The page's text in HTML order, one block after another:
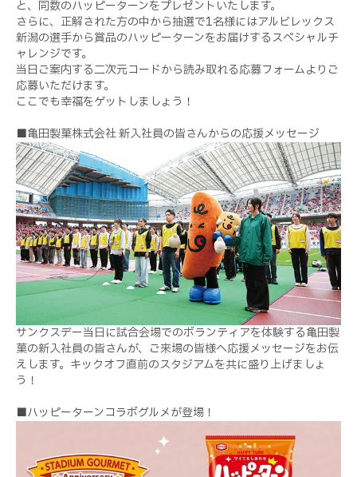
と、同数のハッピーターンをプレゼントいたします。
さらに、正解された方の中から抽選で1名様にはアルビレックス
新潟の選手から賞品のハッピーターンをお届けするスペシャルチ
ャレンジです。
当日ご案内する二次元コードから読み取れる応募フォームよりご
応募いただけます。
ここでも幸福をゲットしましょう！
■亀田製菓株式会社 新入社員の皆さんからの応援メッセージ
サンクスデー当日に試合会場でのボランティアを体験する亀田製
菓の新入社員の皆さんが、ご来場の皆様へ応援メッセージをお伝
えします。キックオフ直前のスタジアムを共に盛り上げましょ
う！
■ハッピーターンコラボグルメが登場！